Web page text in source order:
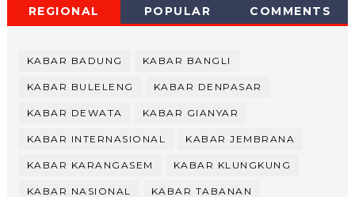
REGIONAL POPULAR COMMENTS
KABAR BADUNG KABAR BANGLI
KABAR BULELENG KABAR DENPASAR
KABAR DEWATA KABAR GIANYAR
KABAR INTERNASIONAL KABAR JEMBRANA
KABAR KARANGASEM KABAR KLUNGKUNG
KABAR NASIONAL KABAR TABANAN